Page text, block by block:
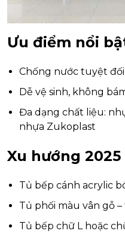
Ưu điểm nổi
Chống nước tuyệt
Dễ vệ sinh, không
Đa dạng chất liệu:
nhựa Zukoplast
Xu hướng 2025
Tủ bếp cánh acrylic
Tủ phối màu vân gỗ
Tủ bếp chữ L hoặc